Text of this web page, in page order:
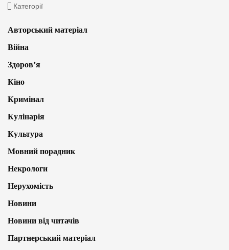
Категорії
Авторський матеріал
Війна
Здоров’я
Кіно
Кримінал
Кулінарія
Культура
Мовний порадник
Некрологи
Нерухомість
Новини
Новини від читачів
Партнерський матеріал